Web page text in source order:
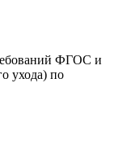
ФГОС и
ухода) по